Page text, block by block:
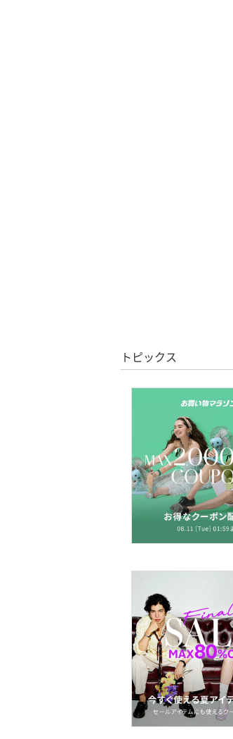
スマホグッズ・オーディ
オ機器
スポーツ・アウトドア用
文房具
ペット用品
福袋・ギフト・その他
トピックス